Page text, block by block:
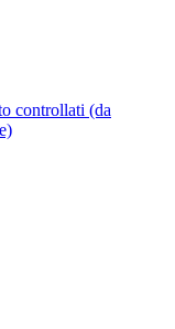
controllati (da